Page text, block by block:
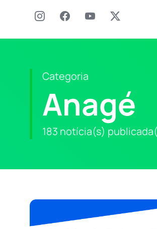
Categoria
Anagé
183 notícia(s)